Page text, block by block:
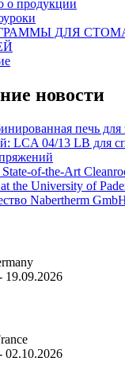
о продукции
ДЛЯ
новости
печь для
LCA 04/13 LB для
of-the-Art
the University of
Nabertherm
19.09.2026
02.10.2026